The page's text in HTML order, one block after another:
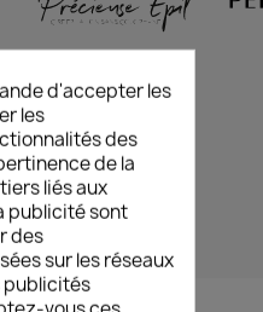
d'accepter les
les
des
de la
liés aux
publicité sont
des
sur les réseaux
publicités